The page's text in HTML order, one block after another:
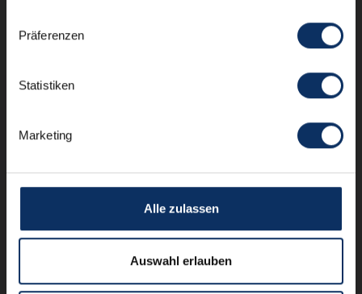
Präferenzen
Statistiken
Marketing
Alle zulassen
Auswahl erlauben